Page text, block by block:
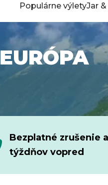
Populárne výletyJar
EURÓPA
Bezplatné zrušenie
týždňov vopred